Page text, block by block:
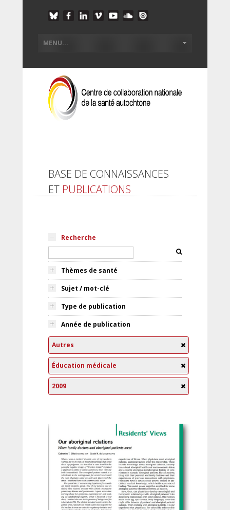
BASE DE CONNAISSANCES
ET PUBLICATIONS
Recherche
Thèmes de santé
Sujet / mot-clé
Type de publication
Année de publication
Autres
Éducation médicale
2009